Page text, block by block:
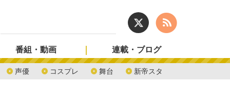
声優 コスプレ 舞台 新帝スタ
番組・動画 連載・ブログ